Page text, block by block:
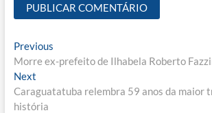
Navegação
de
Post
PreviousPrevious
post:
Morre ex-prefeito de Ilhabela Roberto
NextNext
post:
Caraguatatuba relembra 59 anos da maior
história